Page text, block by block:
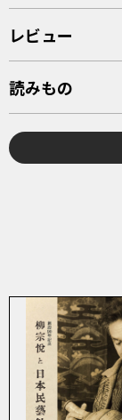
レビュー
読みもの